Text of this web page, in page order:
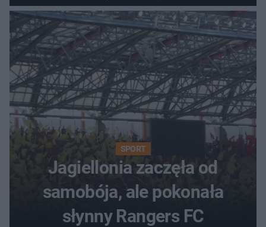
SPORT
Jagiellonia zaczęła od
samobója, ale pokonała
słynny Rangers FC